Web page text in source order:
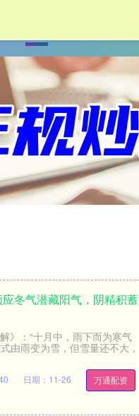
冬气潜藏阳气，阴精积蓄
》：“十月中，雨下而为寒气
由雨变为雪，但雪量还不大，
万通配资
日期：11-26